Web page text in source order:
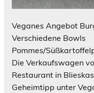
Veganes Angebot
Verschiedene Bowls
Pommes/
Die Verkaufswagen
Restaurant in
Geheimtipp unter